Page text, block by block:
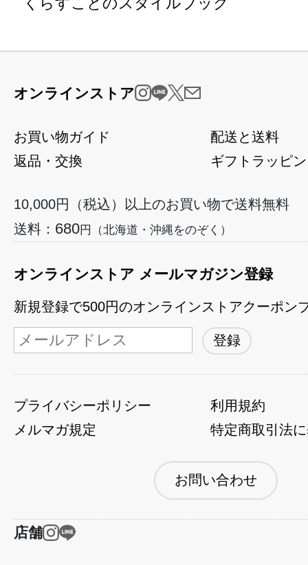
オンラインストア
お買い物ガイド
配送と送料
返品・交換
ギフトラッピ
10,000円（税込）以上のお買い物で送料無料
送料： 680円（北海道・沖縄をのぞく）
オンラインストア メールマガジン登録
新規登録で500円のオンラインストアクーポン
プライバシーポリシー
利用規約
メルマガ規定
特定商取引法
お問い合わせ
店舗